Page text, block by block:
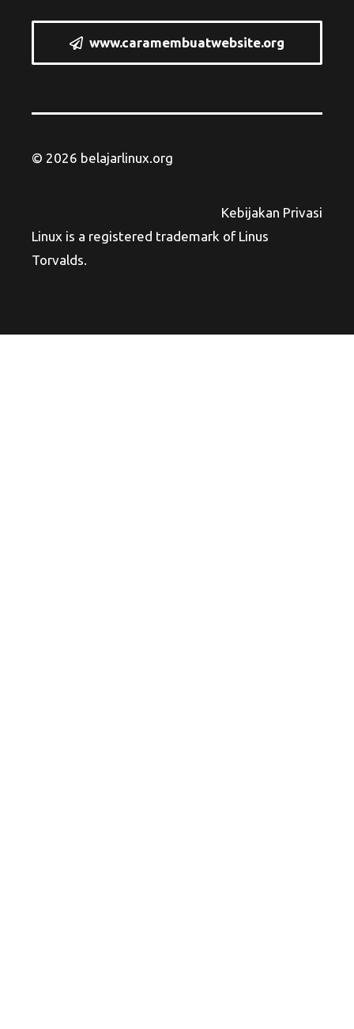
www.caramembuatwebsite.org
© 2026 belajarlinux.org
Kebijakan Privasi
Linux is a registered trademark of Linus
Torvalds.